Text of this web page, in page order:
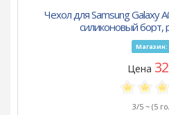
Чехол для Samsung Galaxy
силиконовый борт,
Магазин:
Цена
3/5 ~ (5